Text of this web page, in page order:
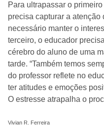
Para ultrapassar o
precisa capturar a
necessário manter o
terceiro, o educador
cérebro do aluno de uma
tarde. “Também temos
do professor reflete no
ter atitudes e emoções
O estresse atrapalha o
Vivian R. Ferreira